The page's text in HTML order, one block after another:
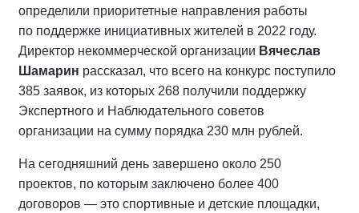
определили приоритетные направления работы
по поддержке инициативных жителей в 2022 году.
Директор некоммерческой организации Вячеслав
Шамарин рассказал, что всего на конкурс поступило
385 заявок, из которых 268 получили поддержку
Экспертного и Наблюдательного советов
организации на сумму порядка 230 млн рублей.
На сегодняшний день завершено около 250
проектов, по которым заключено более 400
договоров — это спортивные и детские площадки,